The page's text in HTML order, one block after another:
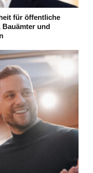
für öffentliche
Bauämter und